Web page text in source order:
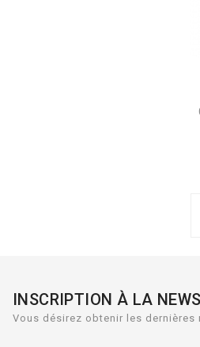
INSCRIPTION À LA
Vous désirez obtenir les dernières